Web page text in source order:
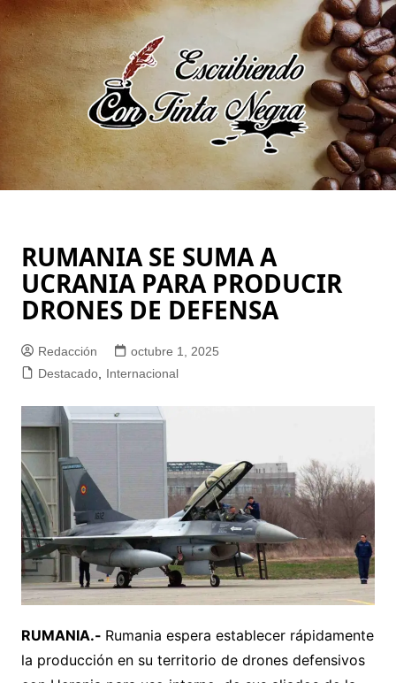
Saltar
al
contenido
RUMANIA SE SUMA A
UCRANIA PARA PRODUCIR
DRONES DE DEFENSA
Redacción
octubre 1, 2025
Destacado, Internacional
RUMANIA.- Rumania espera establecer rápidamente
la producción en su territorio de drones defensivos